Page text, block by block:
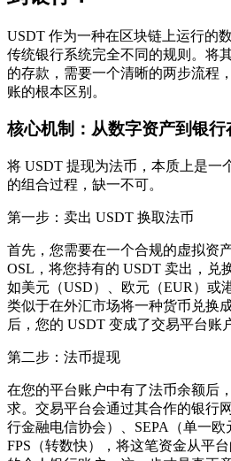
USDT 作为一种在区块链上运行的
传统银行系统完全不同的规则。将
的存款，需要一个清晰的两步流程
账的根本区别。
核心机制：从数字资产到银
将 USDT 提现为法币，本质上是一
的组合过程，缺一不可。
第一步：卖出 USDT 换取法币
首先，您需要在一个合规的虚拟资
OSL，将您持有的 USDT 卖出，兑
如美元（USD）、欧元（EUR）或
类似于在外汇市场将一种货币兑换
后，您的 USDT 变成了交易平台账
第二步：法币提现
在您的平台账户中有了法币余额后
求。交易平台会通过其合作的银行
行金融电信协会）、SEPA（单一
FPS（转数快），将这笔资金从平